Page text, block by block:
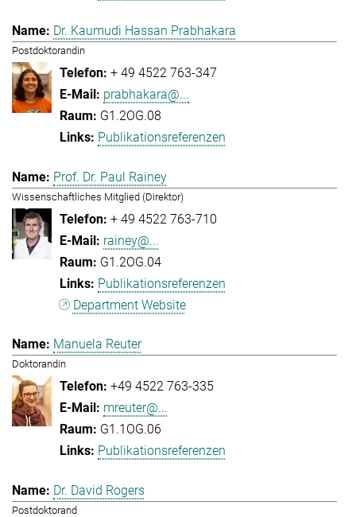
Dr. Kaumudi Hassan Prabhakara
Postdoktorandin
+ 49 4522 763-347
prabhakara@...
G1.2OG.08
Publikationsreferenzen
Prof. Dr. Paul Rainey
Wissenschaftliches Mitglied (Direktor)
+ 49 4522 763-710
rainey@...
G1.2OG.04
Publikationsreferenzen
Department Website
Manuela Reuter
Doktorandin
+49 4522 763-335
mreuter@...
G1.1OG.06
Publikationsreferenzen
Dr. David Rogers
Postdoktorand